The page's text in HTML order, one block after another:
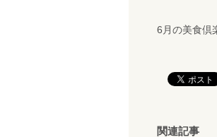
6月の美食倶
関連記事